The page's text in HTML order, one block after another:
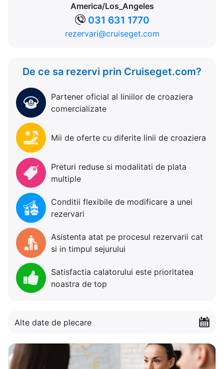
America/Los_Angeles
031 631 1770
rezervari@cruiseget.com
De ce sa rezervi prin Cruiseget.com?
Partener oficial al liniilor de croaziera
comercializate
Mii de oferte cu diferite linii de croaziera
Preturi reduse si modalitati de plata
multiple
Conditii flexibile de modificare a unei
rezervari
Asistenta atat pe procesul rezervarii cat
si in timpul sejurului
Satisfactia calatorului este prioritatea
noastra de top
Alte date de plecare